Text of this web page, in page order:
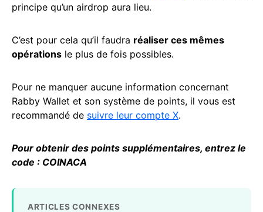
principe qu’un airdrop aura lieu.
C’est pour cela qu’il faudra réaliser ces mêmes
opérations le plus de fois possibles.
Pour ne manquer aucune information concernant
Rabby Wallet et son système de points, il vous est
recommandé de suivre leur compte X.
Pour obtenir des points supplémentaires, entrez le
code : COINACA
ARTICLES CONNEXES